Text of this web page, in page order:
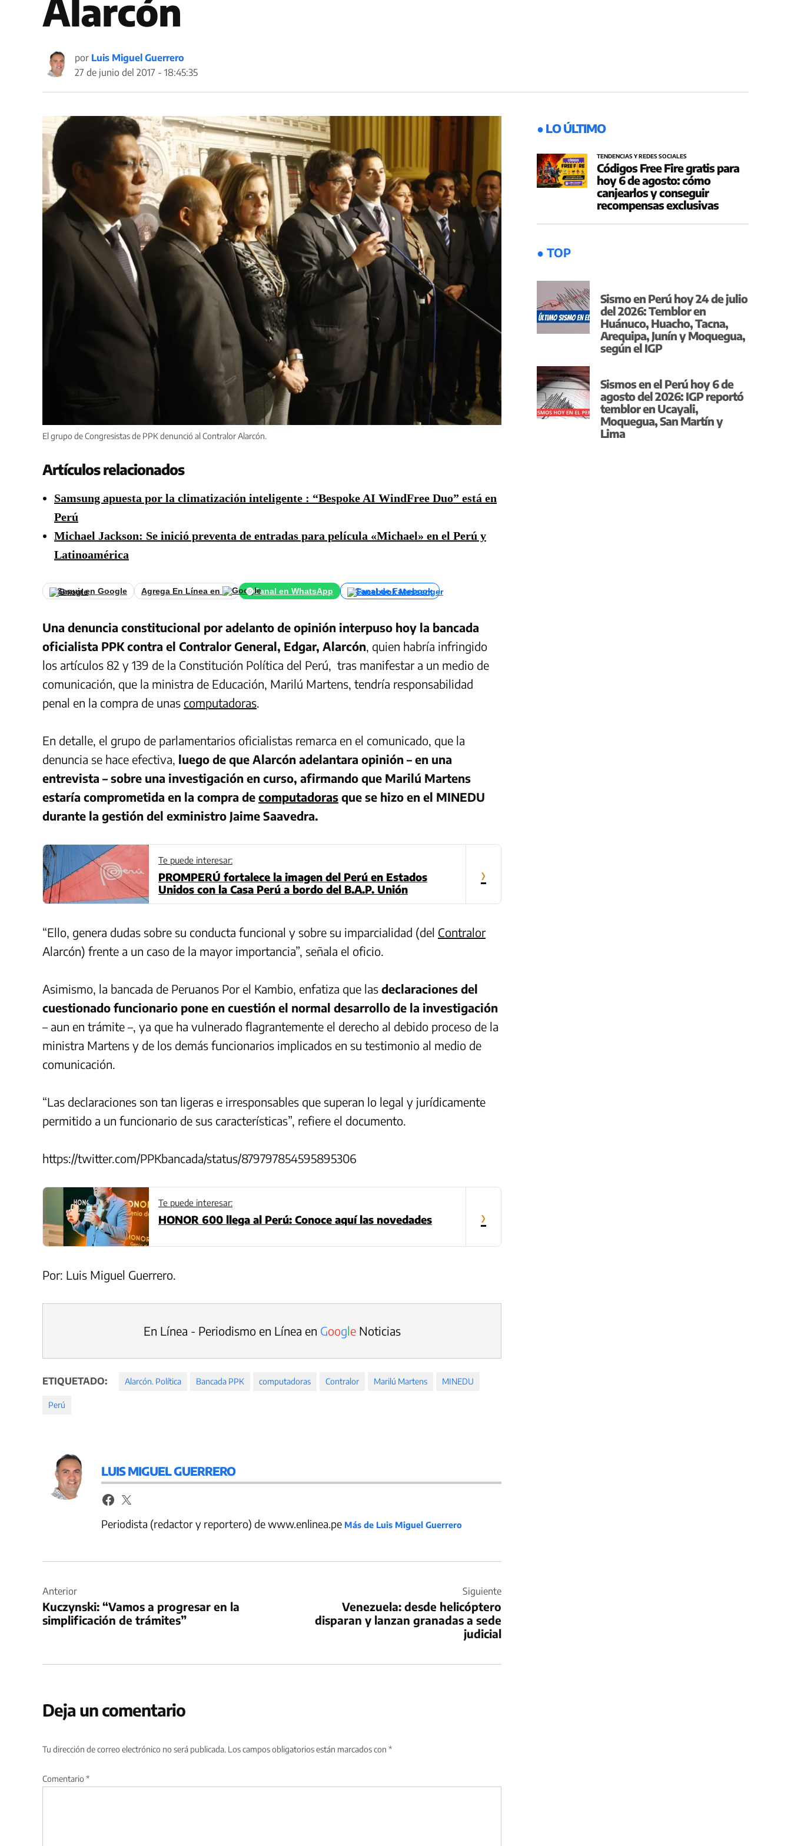
Alarcón
por Luis Miguel Guerrero
27 de junio del 2017 - 18:45:35
El grupo de Congresistas de PPK denunció al Contralor Alarcón.
Artículos relacionados
Samsung apuesta por la climatización inteligente : “Bespoke AI WindFree Duo” está en
Perú
Michael Jackson: Se inició preventa de entradas para película «Michael» en el Perú y
Latinoamérica
Seguir en Google Agrega En Línea en Canal en WhatsApp Canal de Facebook
Una denuncia constitucional por adelanto de opinión interpuso hoy la bancada
oficialista PPK contra el Contralor General, Edgar, Alarcón, quien habría infringido
los artículos 82 y 139 de la Constitución Política del Perú, tras manifestar a un medio de
comunicación, que la ministra de Educación, Marilú Martens, tendría responsabilidad
penal en la compra de unas computadoras.
En detalle, el grupo de parlamentarios oficialistas remarca en el comunicado, que la
denuncia se hace efectiva, luego de que Alarcón adelantara opinión – en una
entrevista – sobre una investigación en curso, afirmando que Marilú Martens
estaría comprometida en la compra de computadoras que se hizo en el MINEDU
durante la gestión del exministro Jaime Saavedra.
Te puede interesar:
PROMPERÚ fortalece la imagen del Perú en Estados
Unidos con la Casa Perú a bordo del B.A.P. Unión
›
“Ello, genera dudas sobre su conducta funcional y sobre su imparcialidad (del Contralor
Alarcón) frente a un caso de la mayor importancia”, señala el oficio.
Asimismo, la bancada de Peruanos Por el Kambio, enfatiza que las declaraciones del
cuestionado funcionario pone en cuestión el normal desarrollo de la investigación
– aun en trámite –, ya que ha vulnerado flagrantemente el derecho al debido proceso de la
ministra Martens y de los demás funcionarios implicados en su testimonio al medio de
comunicación.
“Las declaraciones son tan ligeras e irresponsables que superan lo legal y jurídicamente
permitido a un funcionario de sus características”, refiere el documento.
https://twitter.com/PPKbancada/status/879797854595895306
Te puede interesar:
HONOR 600 llega al Perú: Conoce aquí las novedades ›
Por: Luis Miguel Guerrero.
En Línea - Periodismo en Línea en GoogleNoticias
ETIQUETADO: Alarcón. Política Bancada PPK computadoras Contralor Marilú Martens MINEDU
Perú
LUIS MIGUEL GUERRERO
Periodista (redactor y reportero) de www.enlinea.pe Más de Luis Miguel Guerrero
de
entradas
Anterior
Kuczynski: “Vamos a progresar en la
simplificación de trámites”
Siguiente
Venezuela: desde helicóptero
disparan y lanzan granadas a sede
judicial
Deja un comentario
Tu dirección de correo electrónico no será publicada. Los campos obligatorios están marcados con *
Comentario *
● LO ÚLTIMO
TENDENCIAS Y REDES SOCIALES
Códigos Free Fire gratis para
hoy 6 de agosto: cómo
canjearlos y conseguir
recompensas exclusivas
● TOP
Sismo en Perú hoy 24 de julio
del 2026: Temblor en
Huánuco, Huacho, Tacna,
Arequipa, Junín y Moquegua,
según el IGP
Sismos en el Perú hoy 6 de
agosto del 2026: IGP reportó
temblor en Ucayali,
Moquegua, San Martín y
Lima